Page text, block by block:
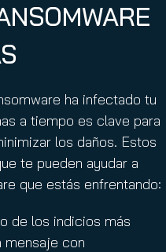
ha infectado tu
a tiempo es clave para
los daños. Estos
te pueden ayudar a
que estás enfrentando:
de los indicios más
mensaje con